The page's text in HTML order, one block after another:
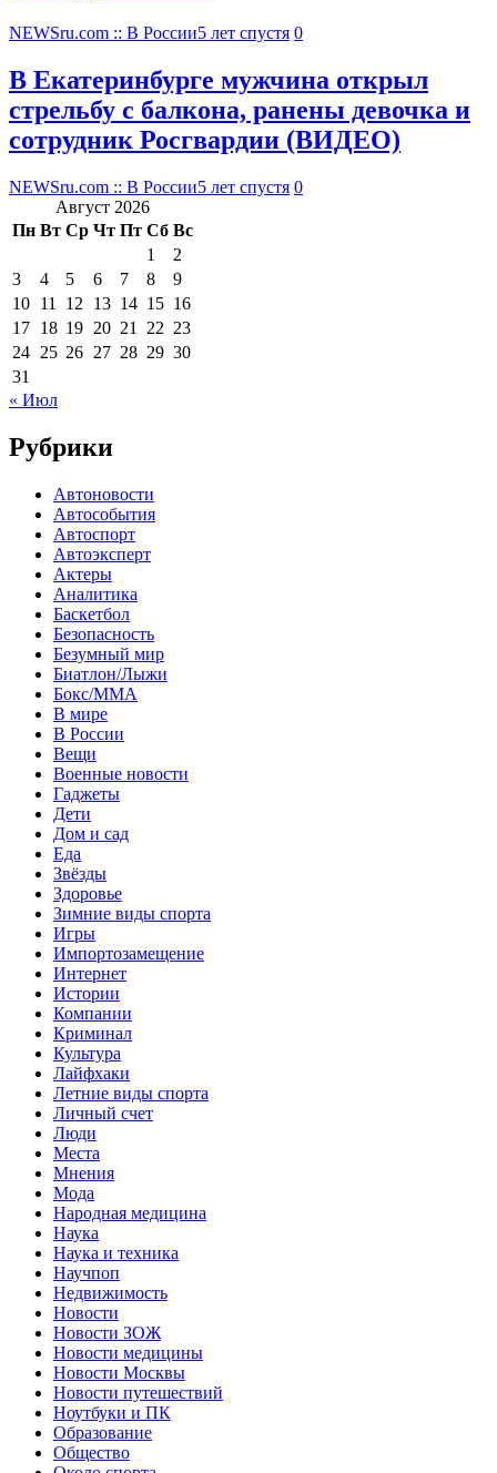
NEWSru.com :: В России5 лет спустя 0
В Екатеринбурге мужчина открыл
стрельбу с балкона, ранены девочка и
сотрудник Росгвардии (ВИДЕО)
NEWSru.com :: В России5 лет спустя 0
Август 2026
Пн Вт Ср Чт Пт Сб Вс
1
2
3
4 5 6 7 8
9
10 11 12 13 14 15 16
17 18 19 20 21 22 23
24 25 26 27 28 29 30
31
« Июл
Рубрики
Автоновости
Автособытия
Автоспорт
Автоэксперт
Актеры
Аналитика
Баскетбол
Безопасность
Безумный мир
Биатлон/Лыжи
Бокс/MMA
В мире
В России
Вещи
Военные новости
Гаджеты
Дети
Дом и сад
Еда
Звёзды
Здоровье
Зимние виды спорта
Игры
Импортозамещение
Интернет
Истории
Компании
Криминал
Культура
Лайфхаки
Летние виды спорта
Личный счет
Люди
Места
Мнения
Мода
Народная медицина
Наука
Наука и техника
Научпоп
Недвижимость
Новости
Новости ЗОЖ
Новости медицины
Новости Москвы
Новости путешествий
Ноутбуки и ПК
Образование
Общество